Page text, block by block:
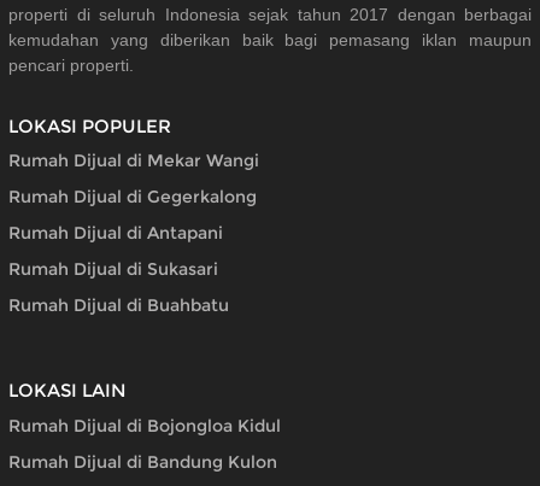
properti di seluruh Indonesia sejak tahun 2017 dengan berbagai
kemudahan yang diberikan baik bagi pemasang iklan maupun
pencari properti.
LOKASI POPULER
Rumah Dijual di Mekar Wangi
Rumah Dijual di Gegerkalong
Rumah Dijual di Antapani
Rumah Dijual di Sukasari
Rumah Dijual di Buahbatu
LOKASI LAIN
Rumah Dijual di Bojongloa Kidul
Rumah Dijual di Bandung Kulon